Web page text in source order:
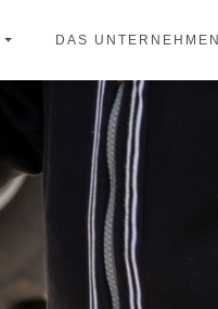
DAS UNTERNEHMEN